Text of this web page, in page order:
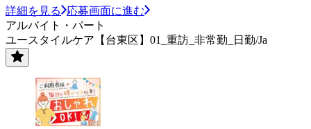
詳細を見る
応募画面に進む
アルバイト・パート
ユースタイルケア【台東区】01_重訪_非常勤_日勤/Ja